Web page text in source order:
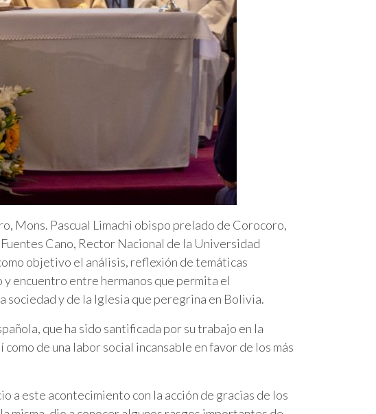
Mons. Pascual Limachi obispo prelado de Corocoro,
Cano, Rector Nacional de la Universidad
objetivo el análisis, reflexión de temáticas
encuentro entre hermanos que permita el
y de la Iglesia que peregrina en Bolivia.
que ha sido santificada por su trabajo en la
de una labor social incansable en favor de los más
a este acontecimiento con la acción de gracias de los